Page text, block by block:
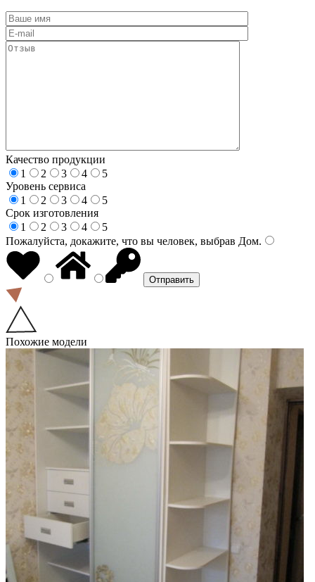
Качество продукции
1
2 3 4
5
Уровень сервиса
1
2 3 4
5
Срок изготовления
1
2 3 4
5
Пожалуйста, докажите, что вы человек, выбрав Дом.
Похожие модели